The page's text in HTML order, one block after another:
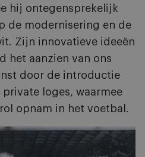
hij ontegensprekelijk
de modernisering en de
Zijn innovatieve ideeën
het aanzien van ons
door de introductie
loges, waarmee
opnam in het voetbal.